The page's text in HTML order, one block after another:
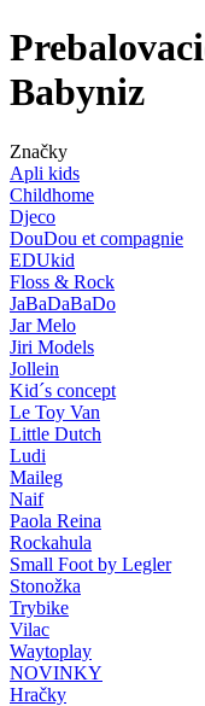
Babyniz
Značky
Apli kids
Childhome
Djeco
DouDou et compagnie
EDUkid
Floss & Rock
JaBaDaBaDo
Jar Melo
Jiri Models
Jollein
Kid´s concept
Le Toy Van
Little Dutch
Ludi
Maileg
Naif
Paola Reina
Rockahula
Small Foot by Legler
Stonožka
Trybike
Vilac
Waytoplay
NOVINKY
Hračky